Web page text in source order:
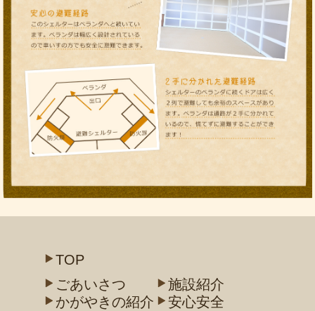
TOP
ごあいさつ
かがやきの紹介
施設紹介
安心安全